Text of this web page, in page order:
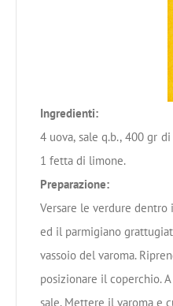
Ingredienti:
4 uova, sale q.b., 400 gr
1 fetta di limone.
Preparazione:
Versare le verdure
ed il parmigiano
vassoio del varoma.
posizionare il coperchio.
sale. Mettere il varoma e